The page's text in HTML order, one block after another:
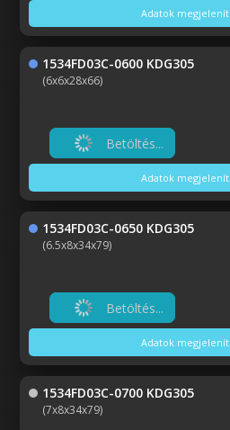
Adatok
1534FD03C-0600 KDG305
(6x6x28x66)
Betöltés...
Adatok
1534FD03C-0650 KDG305
(6.5x8x34x79)
Betöltés...
Adatok
1534FD03C-0700 KDG305
(7x8x34x79)